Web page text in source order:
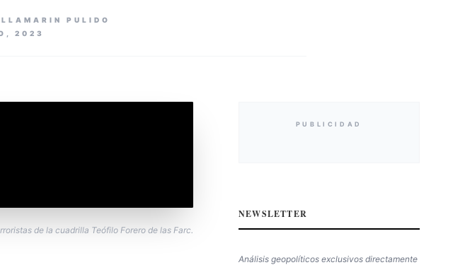
PULIDO
2023
de la cuadrilla Teófilo Forero de las Farc.
PUBLICIDAD
NEWSLETTER
Análisis geopolíticos exclusivos directamente